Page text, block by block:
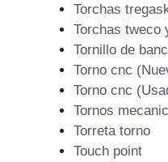
Torchas
Torchas tweco
Tornillo de
Torno cnc
Torno cnc
Tornos
Torreta torno
Touch point